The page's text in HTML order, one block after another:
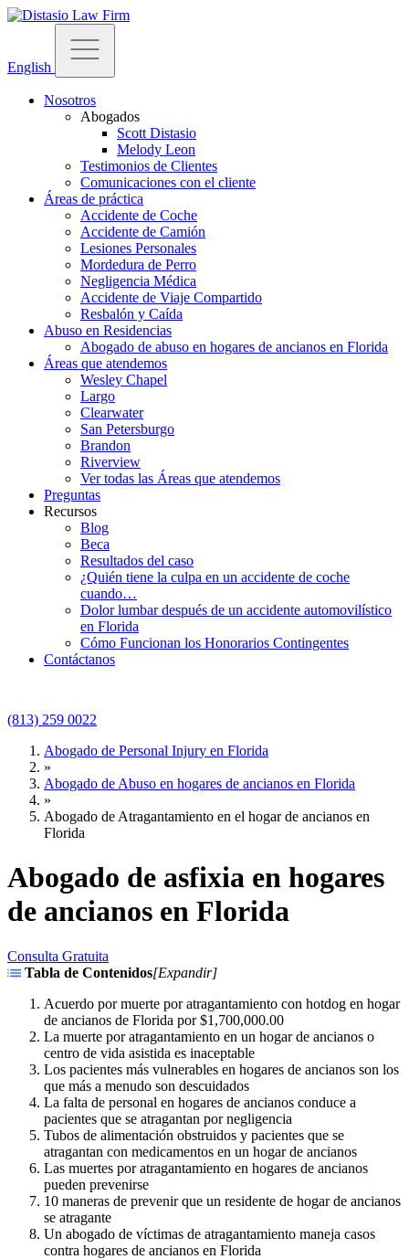
English
Nosotros
Abogados
Scott Distasio
Melody Leon
Testimonios de Clientes
Comunicaciones con el cliente
Áreas de práctica
Accidente de Coche
Accidente de Camión
Lesiones Personales
Mordedura de Perro
Negligencia Médica
Accidente de Viaje Compartido
Resbalón y Caída
Abuso en Residencias
Abogado de abuso en hogares de ancianos en Florida
Áreas que atendemos
Wesley Chapel
Largo
Clearwater
San Petersburgo
Brandon
Riverview
Ver todas las Áreas que atendemos
Preguntas
Recursos
Blog
Beca
Resultados del caso
¿Quién tiene la culpa en un accidente de coche
cuando…
Dolor lumbar después de un accidente automovilístico
en Florida
Cómo Funcionan los Honorarios Contingentes
Contáctanos
(813) 259 0022
Abogado de Personal Injury en Florida
»
Abogado de Abuso en hogares de ancianos en Florida
»
Abogado de Atragantamiento en el hogar de ancianos en
Florida
Abogado de asfixia en hogares
de ancianos en Florida
Consulta Gratuita
Tabla de Contenidos[Expandir]
Acuerdo por muerte por atragantamiento con hotdog en hogar
de ancianos de Florida por $1,700,000.00
La muerte por atragantamiento en un hogar de ancianos o
centro de vida asistida es inaceptable
Los pacientes más vulnerables en hogares de ancianos son los
que más a menudo son descuidados
La falta de personal en hogares de ancianos conduce a
pacientes que se atragantan por negligencia
Tubos de alimentación obstruidos y pacientes que se
atragantan con medicamentos en un hogar de ancianos
Las muertes por atragantamiento en hogares de ancianos
pueden prevenirse
10 maneras de prevenir que un residente de hogar de ancianos
se atragante
Un abogado de víctimas de atragantamiento maneja casos
contra hogares de ancianos en Florida